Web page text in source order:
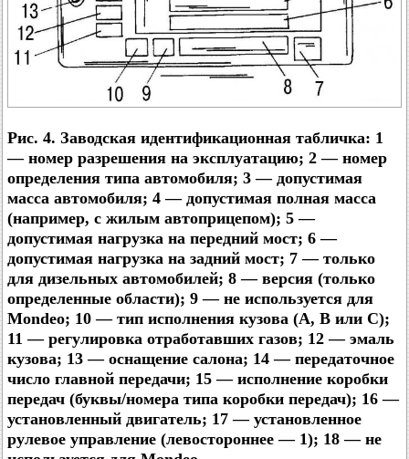
Рис. 4. Заводская идентификационная табличка: 1
— номер разрешения на эксплуатацию; 2 — номер
определения типа автомобиля; 3 — допустимая
масса автомобиля; 4 — допустимая полная масса
(например, с жилым автоприцепом); 5 —
допустимая нагрузка на передний мост; 6 —
допустимая нагрузка на задний мост; 7 — только
для дизельных автомобилей; 8 — версия (только
определенные области); 9 — не используется для
Mondeo; 10 — тип исполнения кузова (A, B или C);
11 — регулировка отработавших газов; 12 — эмаль
кузова; 13 — оснащение салона; 14 — передаточное
число главной передачи; 15 — исполнение коробки
передач (буквы/номера типа коробки передач); 16 —
установленный двигатель; 17 — установленное
рулевое управление (левостороннее — 1); 18 — не